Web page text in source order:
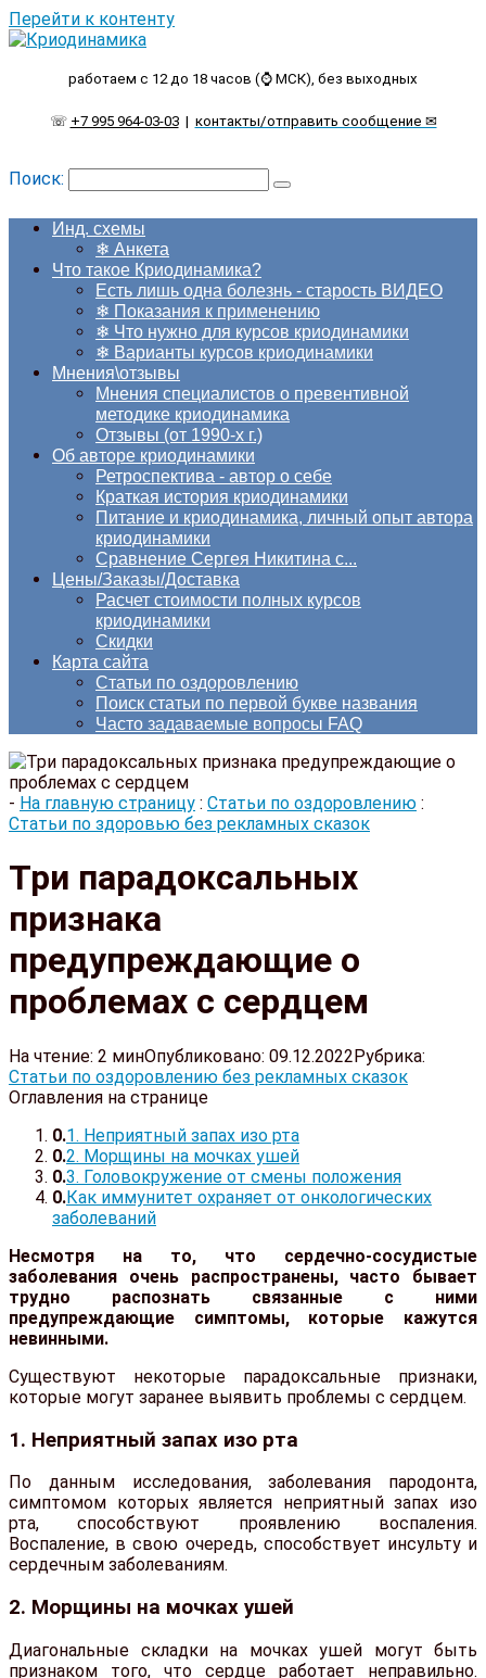
Перейти к контенту
работаем с 12 до 18 часов (⌚ МСК), без выходных
☏ +7 995 964-03-03| контакты/отправить сообщение ✉
Поиск:
Инд. схемы
❄ Анкета
Что такое Криодинамика?
Есть лишь одна болезнь - старость ВИДЕО
❄ Показания к применению
❄ Что нужно для курсов криодинамики
❄ Варианты курсов криодинамики
Мнения\отзывы
Мнения специалистов о превентивной
методике криодинамика
Отзывы (от 1990-х г.)
Об авторе криодинамики
Ретроспектива - автор о себе
Краткая история криодинамики
Питание и криодинамика, личный опыт автора
криодинамики
Сравнение Сергея Никитина с...
Цены/Заказы/Доставка
Расчет стоимости полных курсов
криодинамики
Скидки
Карта сайта
Статьи по оздоровлению
Поиск статьи по первой букве названия
Часто задаваемые вопросы FAQ
- На главную страницу : Статьи по оздоровлению :
Статьи по здоровью без рекламных сказок
Три парадоксальных
признака
предупреждающие о
проблемах с сердцем
На чтение: 2 минОпубликовано: 09.12.2022Рубрика:
Статьи по оздоровлению без рекламных сказок
Оглавления на странице
1. Неприятный запах изо рта
2. Морщины на мочках ушей
3. Головокружение от смены положения
Как иммунитет охраняет от онкологических
заболеваний
Несмотря на то, что сердечно-сосудистые
заболевания очень распространены, часто бывает
трудно распознать связанные с ними
предупреждающие симптомы, которые кажутся
невинными.
Существуют некоторые парадоксальные признаки,
которые могут заранее выявить проблемы с сердцем.
1. Неприятный запах изо рта
По данным исследования, заболевания пародонта,
симптомом которых является неприятный запах изо
рта, способствуют проявлению воспаления.
Воспаление, в свою очередь, способствует инсульту и
сердечным заболеваниям.
2. Морщины на мочках ушей
Диагональные складки на мочках ушей могут быть
признаком того, что сердце работает неправильно.